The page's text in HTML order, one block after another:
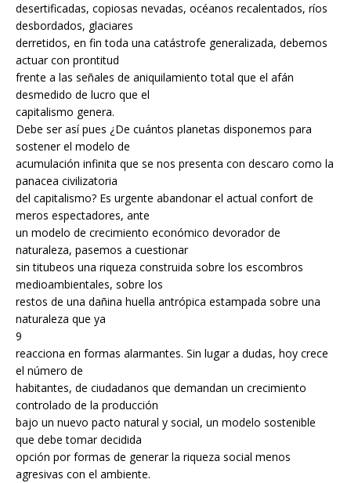
desertificadas, copiosas nevadas, océanos recalentados, ríos
desbordados, glaciares
derretidos, en fin toda una catástrofe generalizada, debemos
actuar con prontitud
frente a las señales de aniquilamiento total que el afán
desmedido de lucro que el
capitalismo genera.
Debe ser así pues ¿De cuántos planetas disponemos para
sostener el modelo de
acumulación infinita que se nos presenta con descaro como la
panacea civilizatoria
del capitalismo? Es urgente abandonar el actual confort de
meros espectadores, ante
un modelo de crecimiento económico devorador de
naturaleza, pasemos a cuestionar
sin titubeos una riqueza construida sobre los escombros
medioambientales, sobre los
restos de una dañina huella antrópica estampada sobre una
naturaleza que ya
9
reacciona en formas alarmantes. Sin lugar a dudas, hoy crece
el número de
habitantes, de ciudadanos que demandan un crecimiento
controlado de la producción
bajo un nuevo pacto natural y social, un modelo sostenible
que debe tomar decidida
opción por formas de generar la riqueza social menos
agresivas con el ambiente.